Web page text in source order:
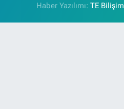
Haber Yazılımı:TE Bilişim